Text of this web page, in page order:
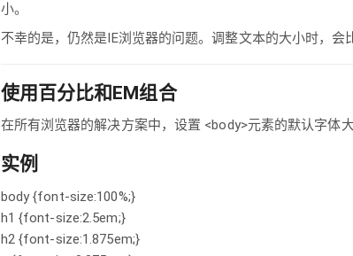
小。
不幸的是，仍然是IE浏览器的问题。调整文本的大小时，会
使用百分比和EM组合
在所有浏览器的解决方案中，设置 <body>元素的默认字体
实例
body {font-size:100%;}
h1 {font-size:2.5em;}
h2 {font-size:1.875em;}